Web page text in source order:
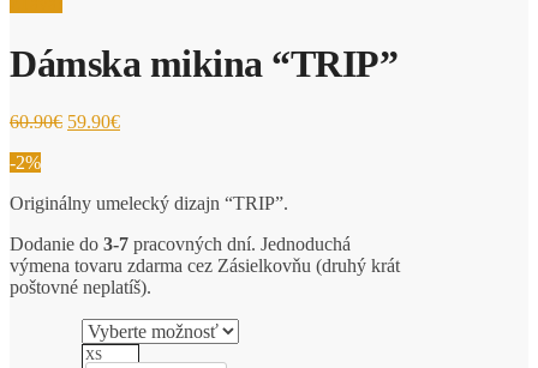
Dámska mikina “TRIP”
60.90€ 59.90€
-2%
Originálny umelecký dizajn “TRIP”.
Dodanie do 3-7 pracovných dní. Jednoduchá
výmena tovaru zdarma cez Zásielkovňu (druhý krát
poštovné neplatíš).
XS